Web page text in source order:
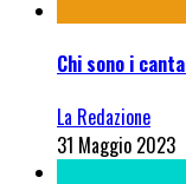
Chi sono i
La Redazione
31 Maggio 2023